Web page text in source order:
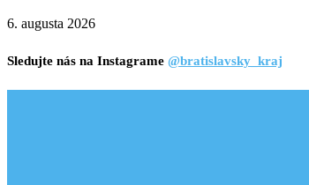
6. augusta 2026
Sledujte nás na Instagrame @bratislavsky_kraj